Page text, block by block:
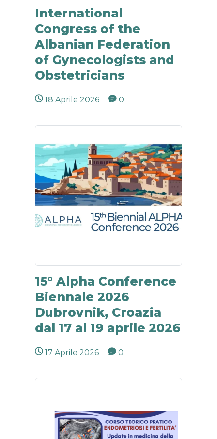
International
Congress of the
Albanian Federation
of Gynecologists and
Obstetricians
18 Aprile 2026 0
15° Alpha Conference
Biennale 2026
Dubrovnik, Croazia
dal 17 al 19 aprile 2026
17 Aprile 2026 0